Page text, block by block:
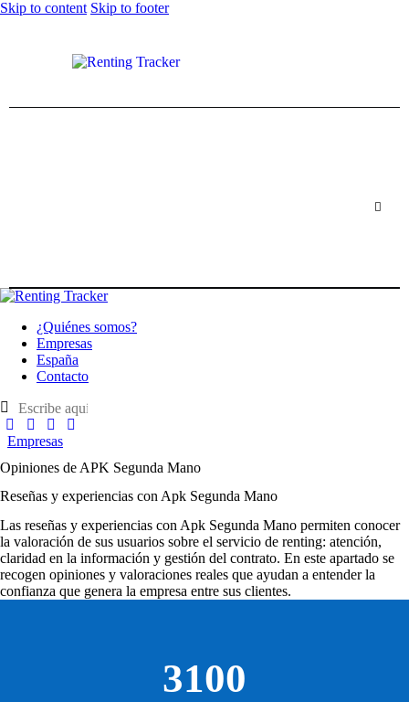
Skip to content Skip to footer
¿Quiénes somos?
Empresas
España
Contacto
Empresas
Opiniones de APK Segunda Mano
Reseñas y experiencias con Apk Segunda Mano
Las reseñas y experiencias con Apk Segunda Mano permiten conocer
la valoración de sus usuarios sobre el servicio de renting: atención,
claridad en la información y gestión del contrato. En este apartado se
recogen opiniones y valoraciones reales que ayudan a entender la
confianza que genera la empresa entre sus clientes.
3100